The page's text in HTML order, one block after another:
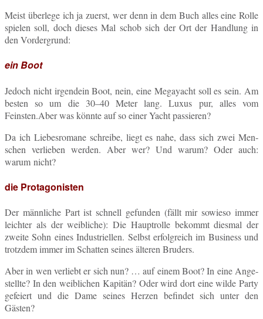
Meist über­le­ge ich ja zuerst, wer denn in dem Buch alles eine Rolle
spie­len soll, doch dieses Mal schob sich der Ort der Hand­lung in
den Vordergrund:
ein Boot
Jedoch nicht ir­gend­ein Boot, nein, eine Me­ga­yacht soll es sein. Am
besten so um die 30–40 Meter lang. Luxus pur, alles vom
Feinsten.Aber was könnte auf so einer Yacht passieren?
Da ich Lie­bes­ro­ma­ne schrei­be, liegt es nahe, dass sich zwei Men­
schen ver­lie­ben werden. Aber wer? Und warum? Oder auch:
warum nicht?
die Protagonisten
Der männ­li­che Part ist schnell ge­fun­den (fällt mir so­wie­so immer
leich­ter als der weib­li­che): Die Haupt­rol­le be­kommt dies­mal der
zweite Sohn eines In­dus­tri­el­len. Selbst er­folg­reich im Busi­ness und
trotz­dem immer im Schat­ten seines äl­te­ren Bruders.
Aber in wen ver­liebt er sich nun? … auf einem Boot? In eine An­ge­
stell­te? In den weib­li­chen Ka­pi­tän? Oder wird dort eine wilde Party
ge­fei­ert und die Dame seines Herzen be­fin­det sich unter den
Gästen?